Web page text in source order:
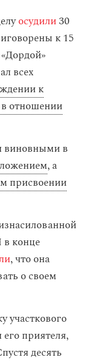
осудили30
к 15
всех
к
в отношении
виновными в
, а
присвоении
конце
, что она
о своем
участкового
приятеля,
десять